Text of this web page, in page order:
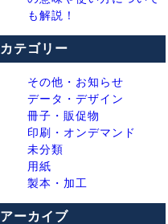
も解説！
カテゴリー
その他・お知らせ
データ・デザイン
冊子・販促物
印刷・オンデマンド
未分類
用紙
製本・加工
アーカイブ